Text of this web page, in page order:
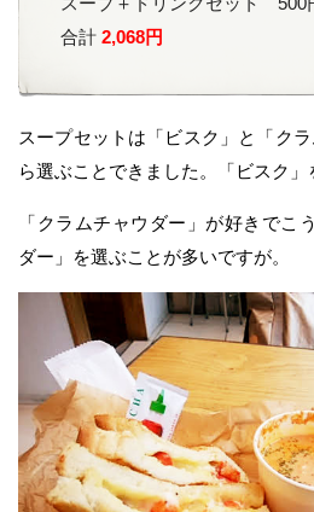
合計 2,068円
スープセットは「ビスク」と「ク
ら選ぶことできました。「ビスク」
「クラムチャウダー」が好きでこ
ダー」を選ぶことが多いですが。